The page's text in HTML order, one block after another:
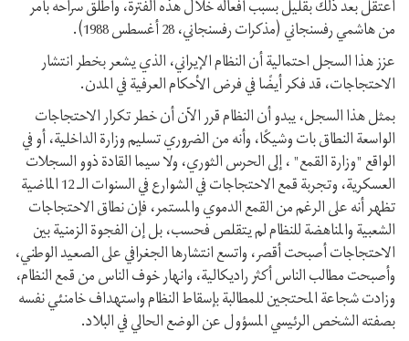
اعتقل بعد ذلك بقليل بسبب أفعاله خلال هذه الفترة، وأطلق سراحه بأمر
من هاشمي رفسنجاني (مذكرات رفسنجاني، 28 أغسطس 1988).
عزز هذا السجل احتمالية أن النظام الإيراني، الذي يشعر بخطر انتشار
الاحتجاجات، قد فكر أيضًا في فرض الأحكام العرفية في المدن.
بمثل هذا السجل، يبدو أن النظام قرر الآن أن خطر تكرار الاحتجاجات
الواسعة النطاق بات وشيكًا، وأنه من الضروري تسليم وزارة الداخلية، أو في
الواقع "وزارة القمع" ، إلى الحرس الثوري، ولا سيما القادة ذوو السجلات
العسكرية، وتجربة قمع الاحتجاجات في الشوارع في السنوات الـ 12 الماضية
تظهر أنه على الرغم من القمع الدموي والمستمر، فإن نطاق الاحتجاجات
الشعبية والمناهضة للنظام لم يتقلص فحسب، بل إن الفجوة الزمنية بين
الاحتجاجات أصبحت أقصر، واتسع انتشارها الجغرافي على الصعيد الوطني،
وأصبحت مطالب الناس أكثر راديكالية، وانهار خوف الناس من قمع النظام،
وزادت شجاعة المحتجين للمطالبة بإسقاط النظام واستهداف خامنئي نفسه
بصفته الشخص الرئيسي المسؤول عن الوضع الحالي في البلاد.